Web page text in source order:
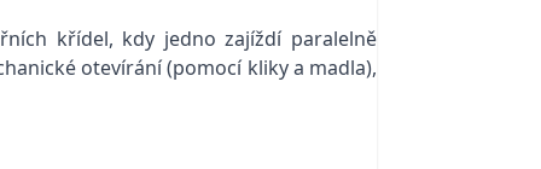
křídel, kdy jedno zajíždí paralelně
otevírání (pomocí kliky a madla),